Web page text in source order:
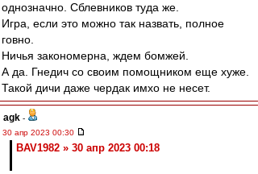
однозначно. Сблевников туда же.
Игра, если это можно так назвать, полное
говно.
Ничья закономерна, ждем бомжей.
А да. Гнедич со своим помощником еще хуже.
Такой дичи даже чердак имхо не несет.
agk -
30 апр 2023 00:30
BAV1982 » 30 апр 2023 00:18